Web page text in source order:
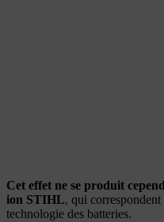
Cet effet ne se produit
ion STIHL, qui correspondent
technologie des batteries.